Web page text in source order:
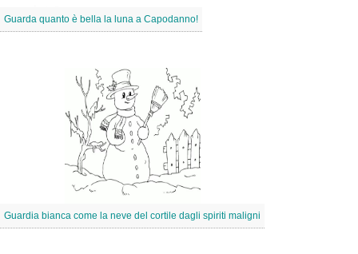
Guarda quanto è bella la luna a Capodanno!
Guardia bianca come la neve del cortile dagli spiriti maligni